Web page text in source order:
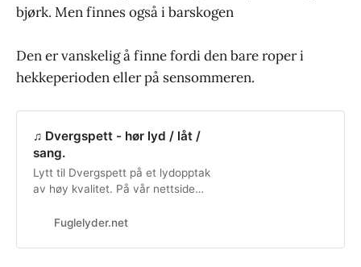
bjørk. Men finnes også i barskogen
Den er vanskelig å finne fordi den bare roper i
hekkeperioden eller på sensommeren.
♫ Dvergspett - hør lyd / låt /
sang.
Lytt til Dvergspett på et lydopptak
av høy kvalitet. På vår nettside
fuglearter - helt gratis.
Fuglelyder.net